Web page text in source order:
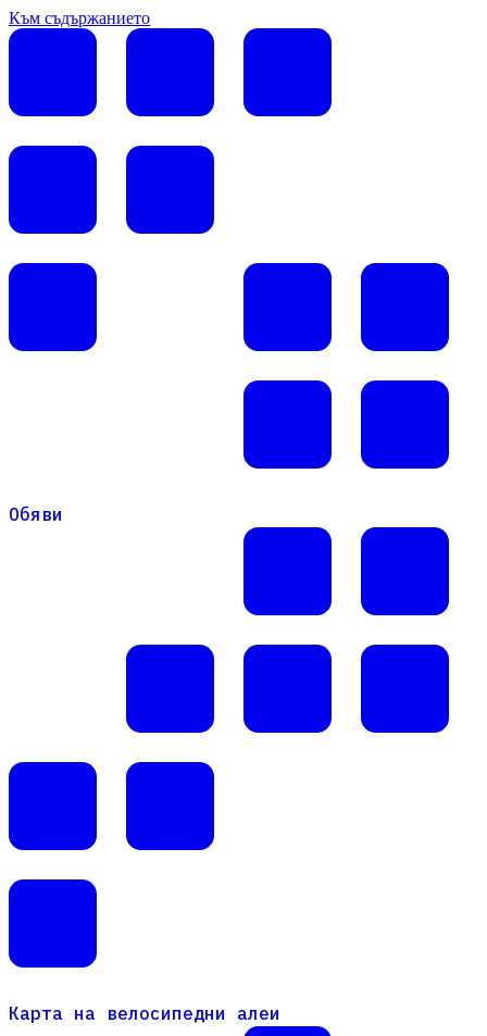
Към съдържанието
Обяви
Карта на велосипедни алеи